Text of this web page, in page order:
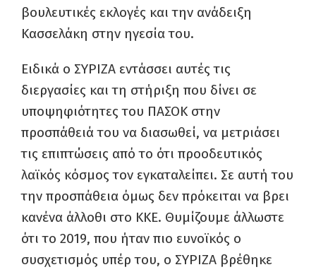
βουλευτικές εκλογές και την ανάδειξη
Κασσελάκη στην ηγεσία του.
Ειδικά ο ΣΥΡΙΖΑ εντάσσει αυτές τις
διεργασίες και τη στήριξη που δίνει σε
υποψηφιότητες του ΠΑΣΟΚ στην
προσπάθειά του να διασωθεί, να μετριάσει
τις επιπτώσεις από το ότι προοδευτικός
λαϊκός κόσμος τον εγκαταλείπει. Σε αυτή του
την προσπάθεια όμως δεν πρόκειται να βρει
κανένα άλλοθι στο ΚΚΕ. Θυμίζουμε άλλωστε
ότι το 2019, που ήταν πιο ευνοϊκός ο
συσχετισμός υπέρ του, ο ΣΥΡΙΖΑ βρέθηκε